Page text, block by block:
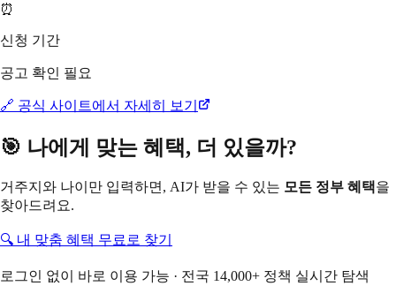
⏰
신청 기간
공고 확인 필요
🔗 공식 사이트에서 자세히 보기
🎯 나에게 맞는 혜택, 더 있을까?
거주지와 나이만 입력하면, AI가 받을 수 있는 모든 정부 혜택을
찾아드려요.
🔍 내 맞춤 혜택 무료로 찾기
로그인 없이 바로 이용 가능 · 전국 14,000+ 정책 실시간 탐색